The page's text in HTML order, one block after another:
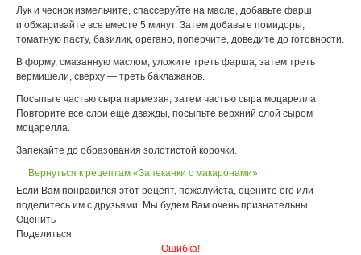
Лук и чеснок измельчите, спассеруйте на масле, добавьте фарш
и обжаривайте все вместе 5 минут. Затем добавьте помидоры,
томатную пасту, базилик, орегано, поперчите, доведите до готовности.
В форму, смазанную маслом, уложите треть фарша, затем треть
вермишели, сверху — треть баклажанов.
Посыпьте частью сыра пармезан, затем частью сыра моцарелла.
Повторите все слои еще дважды, посыпьте верхний слой сыром
моцарелла.
Запекайте до образования золотистой корочки.
← Вернуться к рецептам «Запеканки с макаронами»
Если Вам понравился этот рецепт, пожалуйста, оцените его или
поделитесь им с друзьями. Мы будем Вам очень признательны.
Оценить
Поделиться
Ошибка!